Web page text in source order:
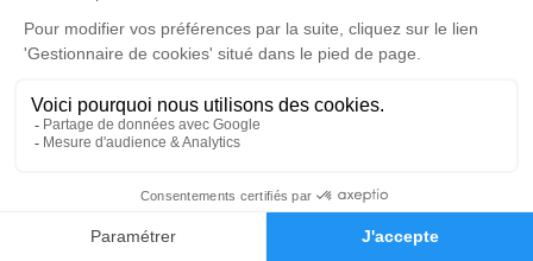
Faire-part Hommages
Cérémonie religieuse
Centre Funaire de Strasbourg
15 Rue de l'Ill
Je rends hommage